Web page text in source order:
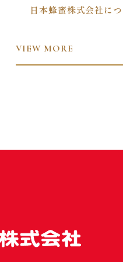
日本蜂蜜株式会社に
VIEW MORE